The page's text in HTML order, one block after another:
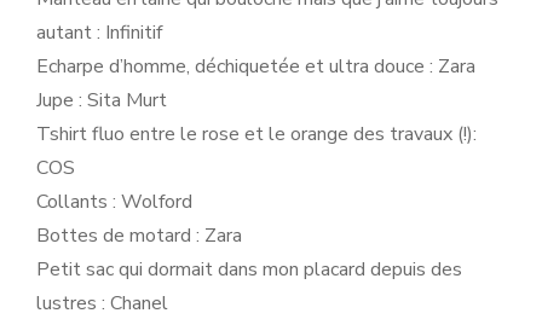
autant : Infinitif
Echarpe d’homme, déchiquetée et ultra douce : Zara
Jupe : Sita Murt
Tshirt fluo entre le rose et le orange des travaux (!):
COS
Collants : Wolford
Bottes de motard : Zara
Petit sac qui dormait dans mon placard depuis des
lustres : Chanel